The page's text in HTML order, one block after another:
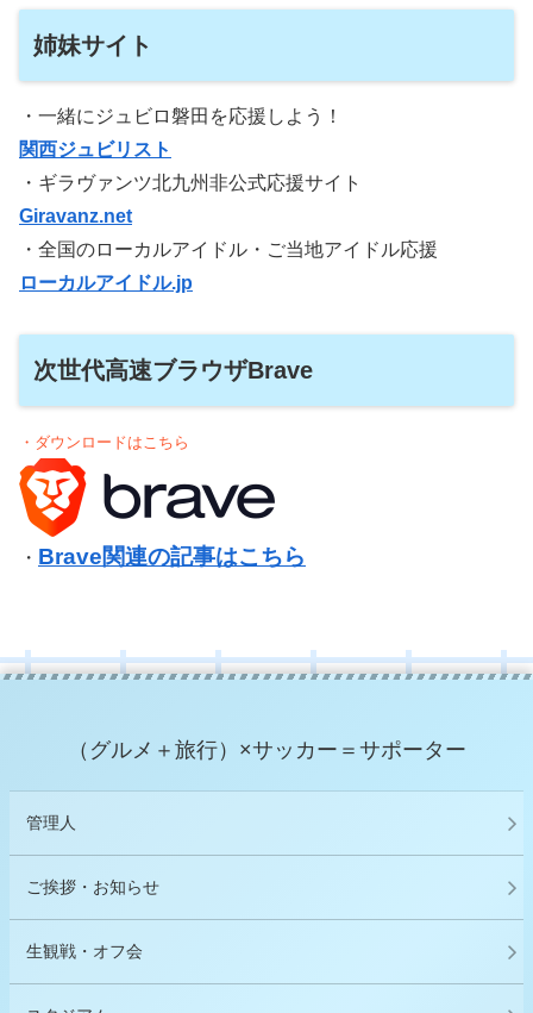
姉妹サイト
・一緒にジュビロ磐田を応援しよう！
関西ジュビリスト
・ギラヴァンツ北九州非公式応援サイト
Giravanz.net
・全国のローカルアイドル・ご当地アイドル応援
ローカルアイドル.jp
次世代高速ブラウザBrave
・ダウンロードはこちら
・ Brave関連の記事はこちら
（グルメ＋旅行）×サッカー＝サポーター
管理人
ご挨拶・お知らせ
生観戦・オフ会